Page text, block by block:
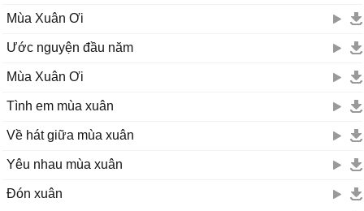
Mùa Xuân Ơi
Ước nguyện đầu năm
Mùa Xuân Ơi
Tình em mùa xuân
Về hát giữa mùa xuân
Yêu nhau mùa xuân
Đón xuân